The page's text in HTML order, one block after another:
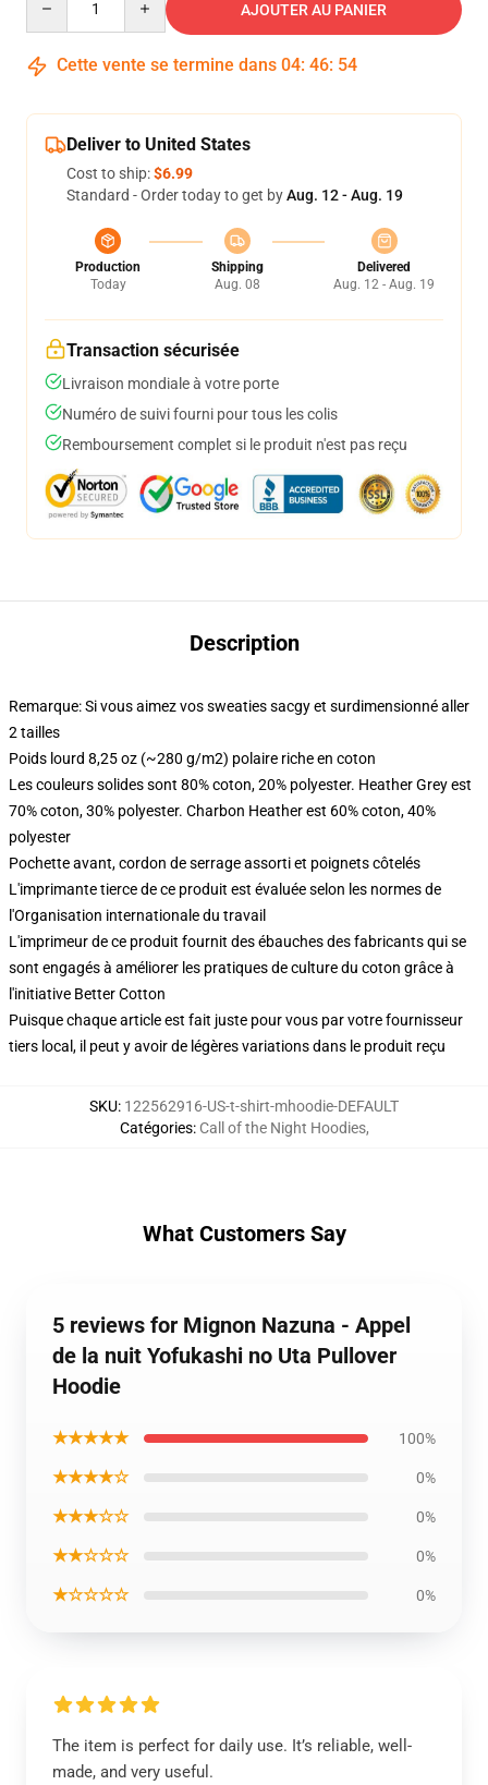
AJOUTER AU PANIER
Cette vente se termine dans 04: 46: 54
Deliver to United States
Cost to ship:$6.99
Standard - Order today to get byAug. 12 - Aug. 19
Production
Today
Shipping
Aug. 08
Delivered
Aug. 12 - Aug. 19
Transaction sécurisée
Livraison mondiale à votre porte
Numéro de suivi fourni pour tous les colis
Remboursement complet si le produit n'est pas reçu
Description
Remarque: Si vous aimez vos sweaties sacgy et surdimensionné aller
2 tailles
Poids lourd 8,25 oz (~280 g/m2) polaire riche en coton
Les couleurs solides sont 80% coton, 20% polyester. Heather Grey est
70% coton, 30% polyester. Charbon Heather est 60% coton, 40%
polyester
Pochette avant, cordon de serrage assorti et poignets côtelés
L'imprimante tierce de ce produit est évaluée selon les normes de
l'Organisation internationale du travail
L'imprimeur de ce produit fournit des ébauches des fabricants qui se
sont engagés à améliorer les pratiques de culture du coton grâce à
l'initiative Better Cotton
Puisque chaque article est fait juste pour vous par votre fournisseur
tiers local, il peut y avoir de légères variations dans le produit reçu
SKU: 122562916-US-t-shirt-mhoodie-DEFAULT
Catégories: Call of the Night Hoodies,
What Customers Say
5 reviews for Mignon Nazuna - Appel
de la nuit Yofukashi no Uta Pullover
Hoodie
★★★★★ 100%
★★★★☆ 0%
★★★☆☆ 0%
★★☆☆☆ 0%
★☆☆☆☆ 0%
The item is perfect for daily use. It’s reliable, well-
made, and very useful.